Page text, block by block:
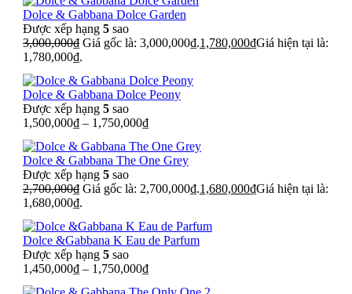
Dolce & Gabbana Dolce Garden
Được xếp hạng 5 sao
3,000,000₫ Giá gốc là: 3,000,000₫.1,780,000₫Giá hiện tại là:
1,780,000₫.
Dolce & Gabbana Dolce Peony
Được xếp hạng 5 sao
1,500,000₫ – 1,750,000₫
Dolce & Gabbana The One Grey
Được xếp hạng 5 sao
2,700,000₫ Giá gốc là: 2,700,000₫.1,680,000₫Giá hiện tại là:
1,680,000₫.
Dolce &Gabbana K Eau de Parfum
Được xếp hạng 5 sao
1,450,000₫ – 1,750,000₫